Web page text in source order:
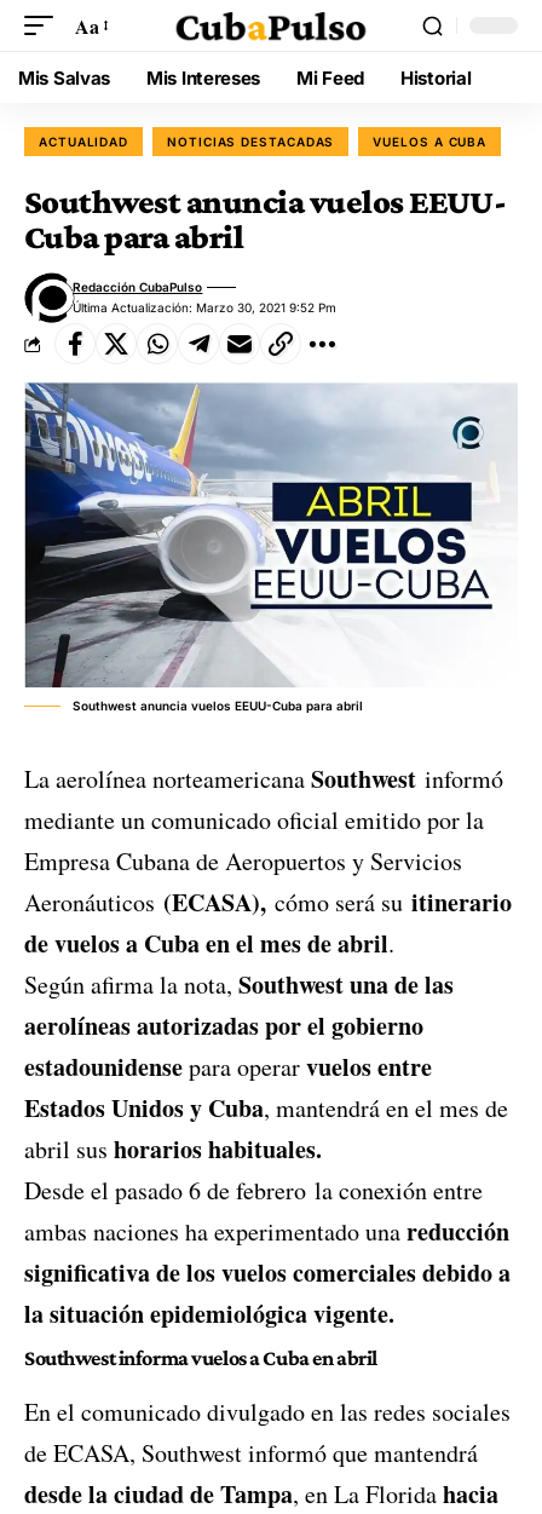
Aa
Mis Salvas Mis Intereses Mi Feed Historial
ACTUALIDAD NOTICIAS DESTACADAS VUELOS A CUBA
Southwest anuncia vuelos EEUU-
Cuba para abril
Última Actualización: Marzo 30, 2021 9:52 Pm
Redacción CubaPulso
Southwest anuncia vuelos EEUU-Cuba para abril
La aerolínea norteamericanaSouthwest informó
mediante un comunicado oficial emitido por la
Empresa Cubana de Aeropuertos y Servicios
Aeronáuticos (ECASA), cómo será su itinerario
de vuelos a Cuba en el mes de abril.
Según afirma la nota, Southwest una de las
aerolíneas autorizadas por el gobierno
estadounidensepara operarvuelos entre
Estados Unidos y Cuba, mantendrá en el mes de
abril sus horarios habituales.
Desde el pasado 6 de febrero la conexión entre
ambas naciones ha experimentado unareducción
significativa de los vuelos comerciales debido a
la situación epidemiológica vigente.
Southwest informa vuelos a Cuba en abril
En el comunicado divulgado en las redes sociales
de ECASA, Southwest informó que mantendrá
desde la ciudad de Tampa, en La Floridahacia